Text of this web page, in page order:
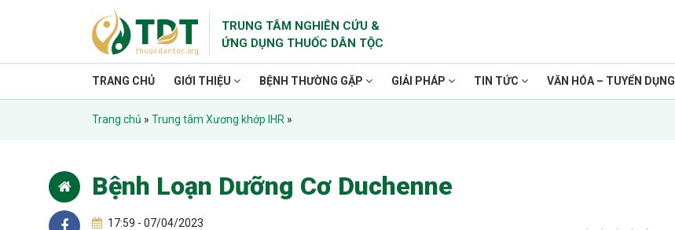
TRUNG TÂM NGHIÊN CỨU &
ỨNG DỤNG THUỐC DÂN TỘC
TRANG CHỦ GIỚI THIỆU BỆNH THƯỜNG GẶP GIẢI PHÁP TIN TỨC VĂN HÓA – TUYỂN DỤNG
Trang chủ » Trung tâm Xương khớp IHR »
Bệnh Loạn Dưỡng Cơ Duchenne
17:59 - 07/04/2023